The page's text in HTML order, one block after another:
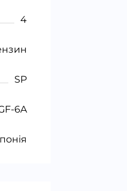
4
SP
6A